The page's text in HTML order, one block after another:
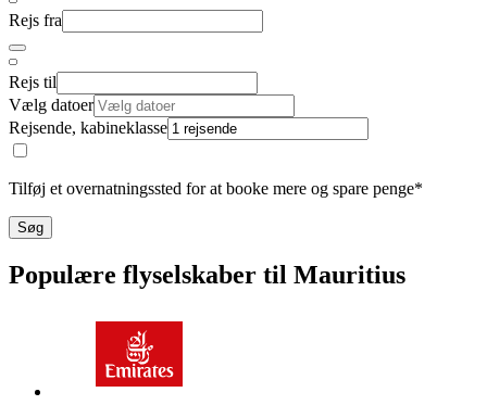
Rejs fra
Rejs til
Vælg datoer
Rejsende, kabineklasse
Tilføj et overnatningssted for at booke mere og spare penge*
Søg
Populære flyselskaber til Mauritius